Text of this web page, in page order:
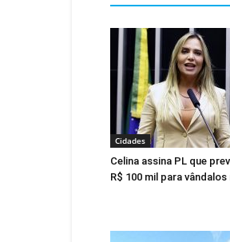
Cidades
Celina assina PL que
R$ 100 mil para vândalos